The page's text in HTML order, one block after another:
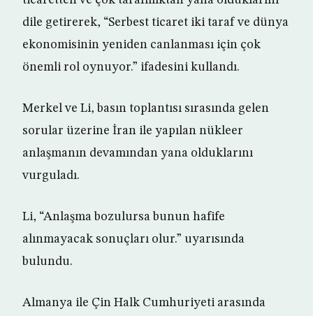
dile getirerek, “Serbest ticaret iki taraf ve dünya
ekonomisinin yeniden canlanması için çok
önemli rol oynuyor.” ifadesini kullandı.
Merkel ve Li, basın toplantısı sırasında gelen
sorular üzerine İran ile yapılan nükleer
anlaşmanın devamından yana olduklarını
vurguladı.
Li, “Anlaşma bozulursa bunun hafife
alınmayacak sonuçları olur.” uyarısında
bulundu.
Almanya ile Çin Halk Cumhuriyeti arasında